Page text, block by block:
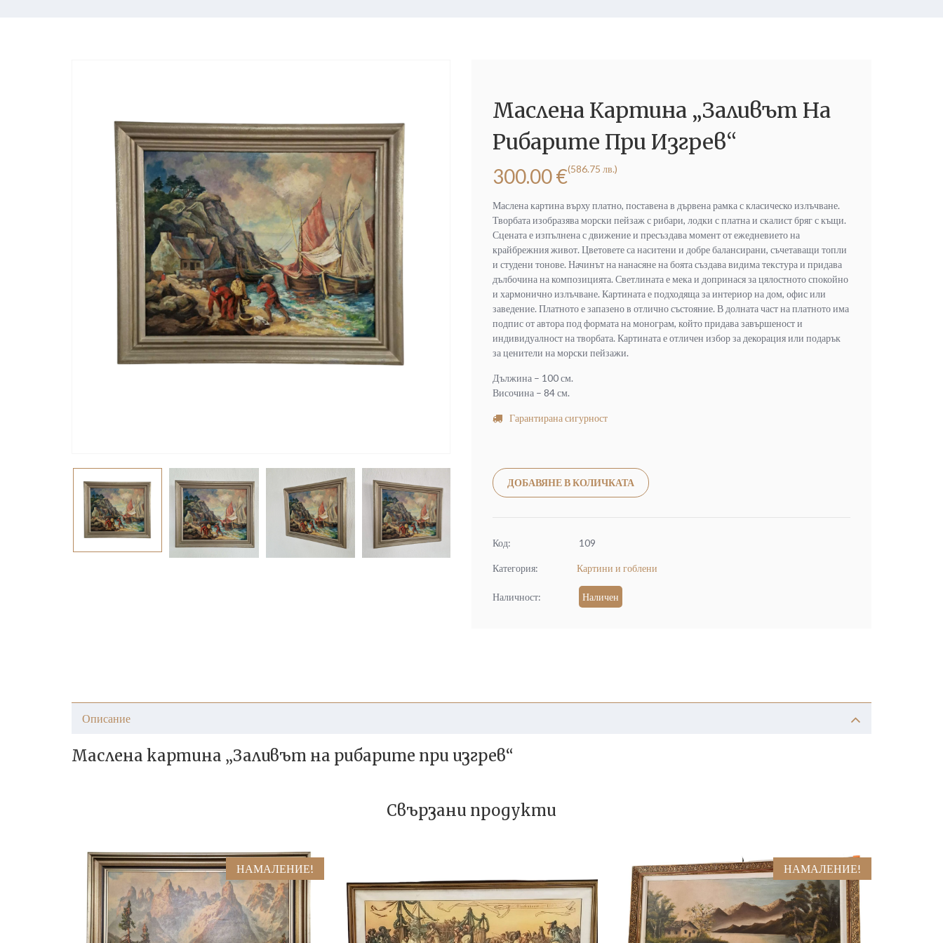
Маслена Картина „Заливът На
Рибарите При Изгрев“
300.00€(586.75 лв.)
Маслена картина върху платно, поставена в дървена рамка с класическо излъчване.
Творбата изобразява морски пейзаж с рибари, лодки с платна и скалист бряг с къщи.
Сцената е изпълнена с движение и пресъздава момент от ежедневието на
крайбрежния живот. Цветовете са наситени и добре балансирани, съчетаващи топли
и студени тонове. Начинът на нанасяне на боята създава видима текстура и придава
дълбочина на композицията. Светлината е мека и допринася за цялостното спокойно
и хармонично излъчване. Картината е подходяща за интериор на дом, офис или
заведение. Платното е запазено в отлично състояние. В долната част на платното има
подпис от автора под формата на монограм, който придава завършеност и
индивидуалност на творбата. Картината е отличен избор за декорация или подарък
за ценители на морски пейзажи.
Дължина – 100 см.
Височина – 84 см.
Гарантирана сигурност
ДОБАВЯНЕ В КОЛИЧКАТА
Код: 109
Категория: Картини и гоблени
Наличност: Наличен
Описание
Маслена картина „Заливът на рибарите при изгрев“
Свързани продукти
НАМАЛЕНИЕ! НАМАЛЕНИЕ!